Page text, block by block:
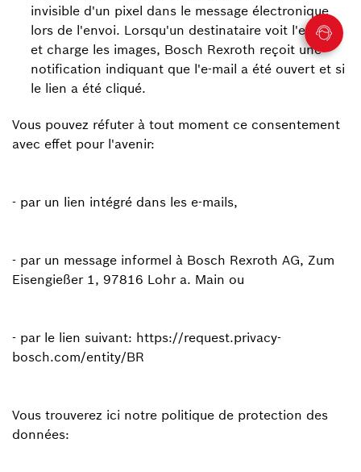
invisible d'un pixel dans le message électronique
lors de l'envoi. Lorsqu'un destinataire voit l'e-mail
et charge les images, Bosch Rexroth reçoit une
notification indiquant que l'e-mail a été ouvert et si
le lien a été cliqué.
Vous pouvez réfuter à tout moment ce consentement
avec effet pour l'avenir:
- par un lien intégré dans les e-mails,
- par un message informel à Bosch Rexroth AG, Zum
Eisengießer 1, 97816 Lohr a. Main ou
- par le lien suivant: https://request.privacy-
bosch.com/entity/BR
Vous trouverez ici notre politique de protection des
données: